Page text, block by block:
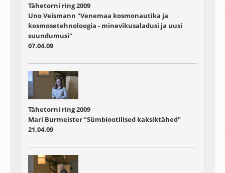
Tähetorni ring 2009
Uno Veismann "Venemaa kosmonautika ja
kosmosetehnoloogia - minevikusaladusi ja uusi
suundumusi"
07.04.09
Tähetorni ring 2009
Mari Burmeister "Sümbiootilised kaksiktähed"
21.04.09